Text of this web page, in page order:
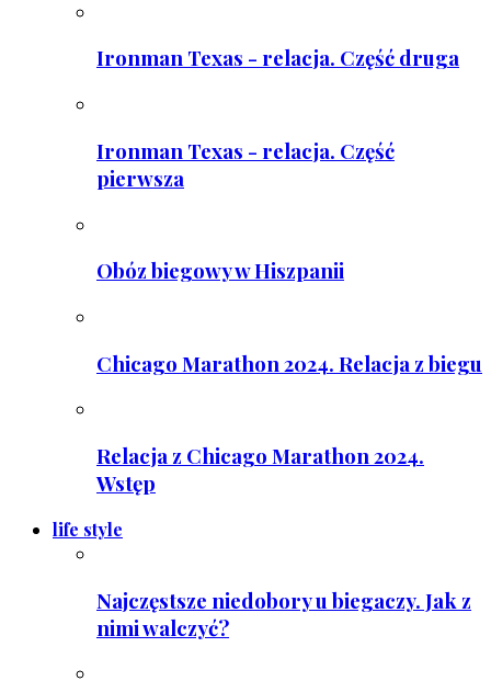
Ironman Texas - relacja. Część druga
Ironman Texas - relacja. Część
pierwsza
Obóz biegowy w Hiszpanii
Chicago Marathon 2024. Relacja z biegu
Relacja z Chicago Marathon 2024.
Wstęp
life style
Najczęstsze niedobory u biegaczy. Jak z
nimi walczyć?